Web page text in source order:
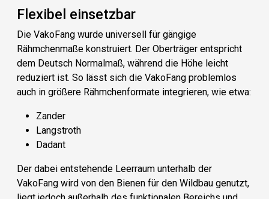
Flexibel einsetzbar
Die VakoFang wurde universell für gängige
Rähmchenmaße konstruiert. Der Oberträger entspricht
dem Deutsch Normalmaß, während die Höhe leicht
reduziert ist. So lässt sich die VakoFang problemlos
auch in größere Rähmchenformate integrieren, wie etwa:
Zander
Langstroth
Dadant
Der dabei entstehende Leerraum unterhalb der
VakoFang wird von den Bienen für den Wildbau genutzt,